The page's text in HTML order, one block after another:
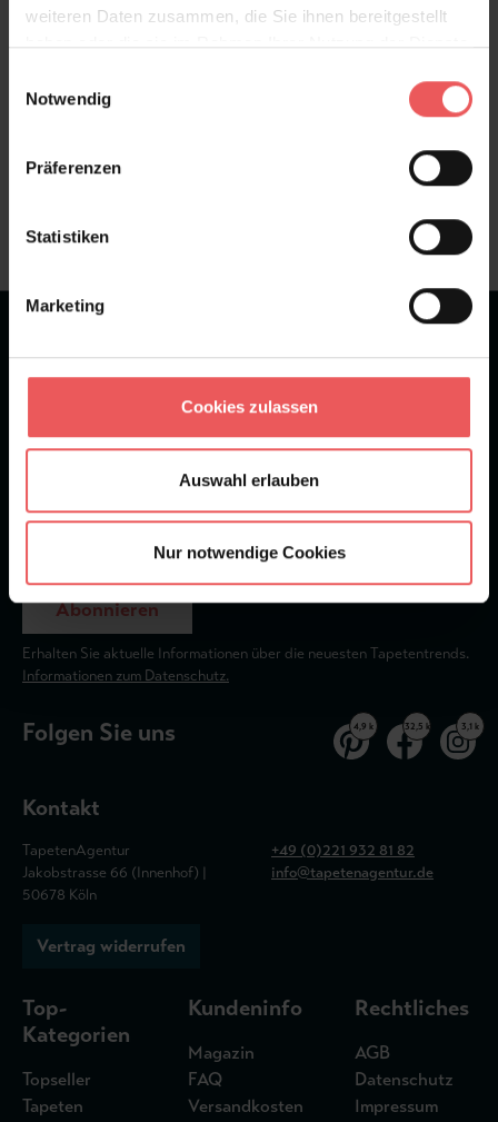
weiteren Daten zusammen, die Sie ihnen bereitgestellt
haben oder die sie im Rahmen Ihrer Nutzung der Dienste
Notwendig
Präferenzen
Statistiken
Marketing
Cookies zulassen
Auswahl erlauben
Nur notwendige Cookies
FAQ Teilen!
Newsletter
Abonnieren
Erhalten Sie aktuelle Informationen über die neuesten Tapetentrends.
Informationen zum Datenschutz.
Folgen Sie uns 4,9 k 32,5 k 3,1 k
Kontakt
TapetenAgentur
Jakobstrasse 66 (Innenhof) |
50678 Köln
+49 (0)221 932 81 82
info@tapetenagentur.de
Vertrag widerrufen
Top-
Kategorien
Topseller
Tapeten
Kundeninfo
Magazin
FAQ
Versandkosten
Rechtliches
AGB
Datenschutz
Impressum